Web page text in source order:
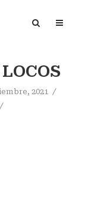
2021